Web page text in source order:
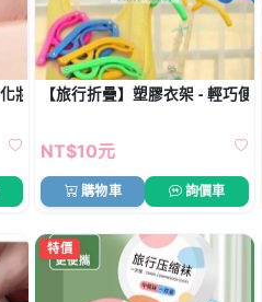
妝品旅行瓶
【旅行折疊】塑膠衣架 - 輕巧
NT$10元
購物車 詢價車
特價